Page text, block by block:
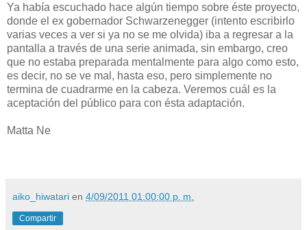
Ya había escuchado hace algún tiempo sobre éste proyecto,
donde el ex gobernador Schwarzenegger (intento escribirlo
varias veces a ver si ya no se me olvida) iba a regresar a la
pantalla a través de una serie animada, sin embargo, creo
que no estaba preparada mentalmente para algo como esto,
es decir, no se ve mal, hasta eso, pero simplemente no
termina de cuadrarme en la cabeza. Veremos cuál es la
aceptación del público para con ésta adaptación.
Matta Ne
aiko_hiwatari en 4/09/2011 01:00:00 p. m.
Compartir